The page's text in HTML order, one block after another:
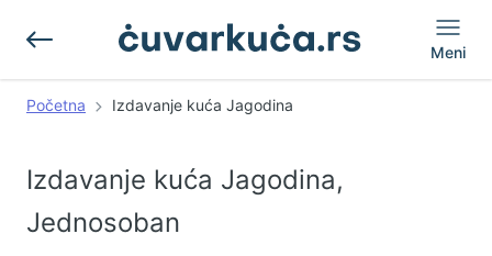
Meni
Početna Izdavanje kuća Jagodina
Izdavanje kuća Jagodina,
Jednosoban